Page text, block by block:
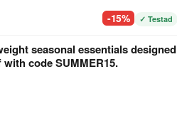
-15% ✓ Testad
seasonal essentials designed
code SUMMER15.